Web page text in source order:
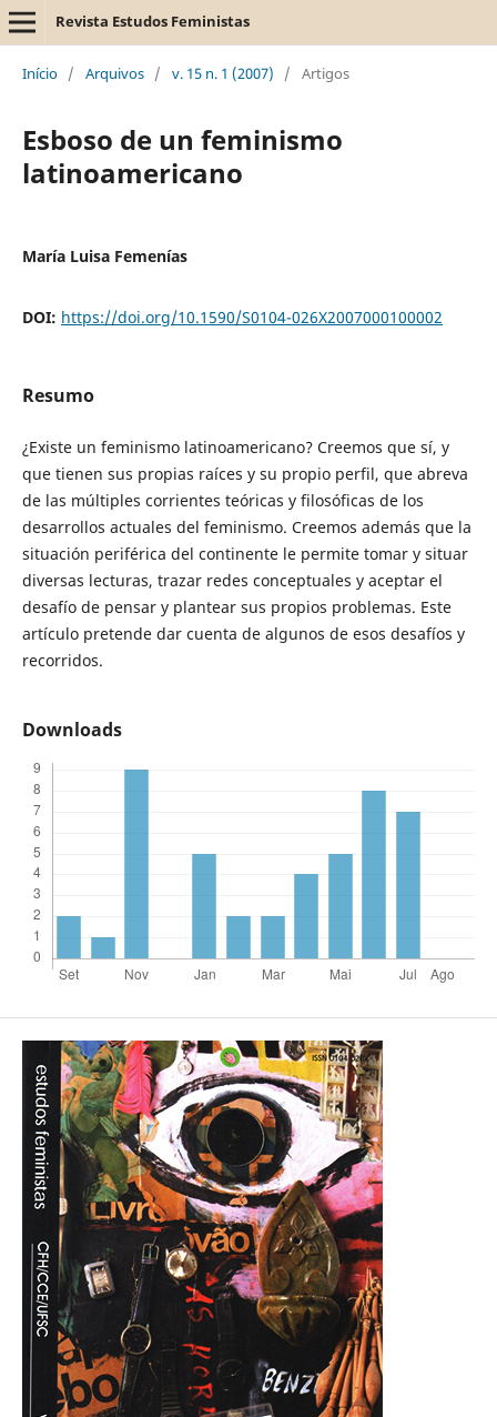
Revista Estudos Feministas
Início / Arquivos / v. 15 n. 1 (2007) / Artigos
Esboso de un feminismo
latinoamericano
María Luisa Femenías
DOI: https://doi.org/10.1590/S0104-026X2007000100002
Resumo
¿Existe un feminismo latinoamericano? Creemos que sí, y
que tienen sus propias raíces y su propio perfil, que abreva
de las múltiples corrientes teóricas y filosóficas de los
desarrollos actuales del feminismo. Creemos además que la
situación periférica del continente le permite tomar y situar
diversas lecturas, trazar redes conceptuales y aceptar el
desafío de pensar y plantear sus propios problemas. Este
artículo pretende dar cuenta de algunos de esos desafíos y
recorridos.
Downloads